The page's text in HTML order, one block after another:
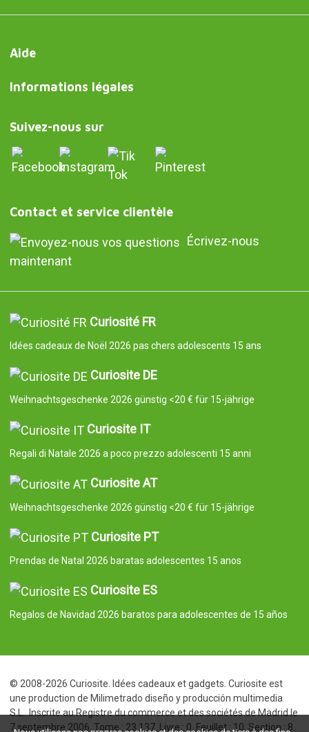
Aide
Informations légales
Suivez-nous sur
Contact et service clientèle
Écrivez-nous
maintenant
Curiosité FR
Idées cadeaux de Noël 2026 pas chers adolescents 15 ans
Curiosite DE
Weihnachtsgeschenke 2026 günstig <20 € für 15-jährige
Curiosite IT
Regali di Natale 2026 a poco prezzo adolescenti 15 anni
Curiosite AT
Weihnachtsgeschenke 2026 günstig <20 € für 15-jährige
Curiosite PT
Prendas de Natal 2026 baratas adolescentes 15 anos
Curiosite ES
Regalos de Navidad 2026 baratos para adolescentes de 15 años
© 2008-2026 Curiosite. Idées cadeaux et gadgets. Curiosite est
une production de Milimetrado diseño y producción multimedia
S.L.. Inscrite au Registre du commerce et des sociétés de Madrid le
7 septembre 2006. Tome : 23.137. Livre : 0. Feuillet : 10. Section : 8.